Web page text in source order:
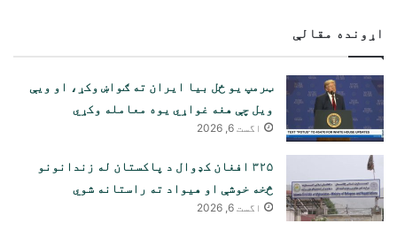
اړونده مقالې
ټرمپ یو ځل بیا ایران ته ګواښ وکړ، او ویې
ویل چې هغه غواړي یوه معامله وکړي
اگست 6, 2026
۳۲۵ افغان کډوال د پاکستان له زندانونو
څخه خوشې او هیواد ته راستانه شوي
اگست 6, 2026